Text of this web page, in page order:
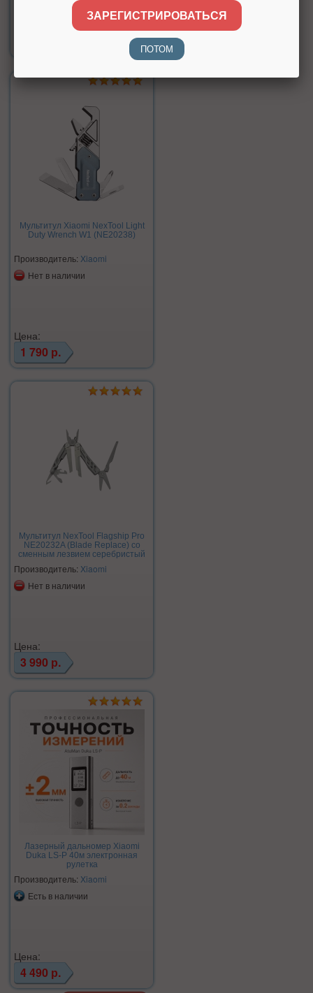
Мультитул Xiaomi NexTool Light
Duty Wrench W1 (NE20238)
Производитель: Xiaomi
Нет в наличии
Цена:
1 790 р.
Мультитул NexTool Flagship Pro
NE20232A (Blade Replace) со
сменным лезвием серебристый
Производитель: Xiaomi
Нет в наличии
Цена:
3 990 р.
Лазерный дальномер Xiaomi
Duka LS-P 40м электронная
рулетка
Производитель: Xiaomi
Есть в наличии
Цена:
4 490 р.
ЗАРЕГИСТРИРОВАТЬСЯ
ПОТОМ